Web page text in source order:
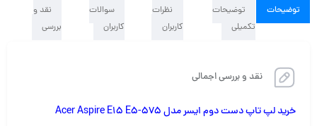
توضیحات
توضیحات
تکمیلی
نظرات
کاربران
سوالات
کاربران
نقد و
بررسی
نقد و بررسی اجمالی
خرید لپ تاپ دست دوم ایسر مدل Acer Aspire E15 E5-575